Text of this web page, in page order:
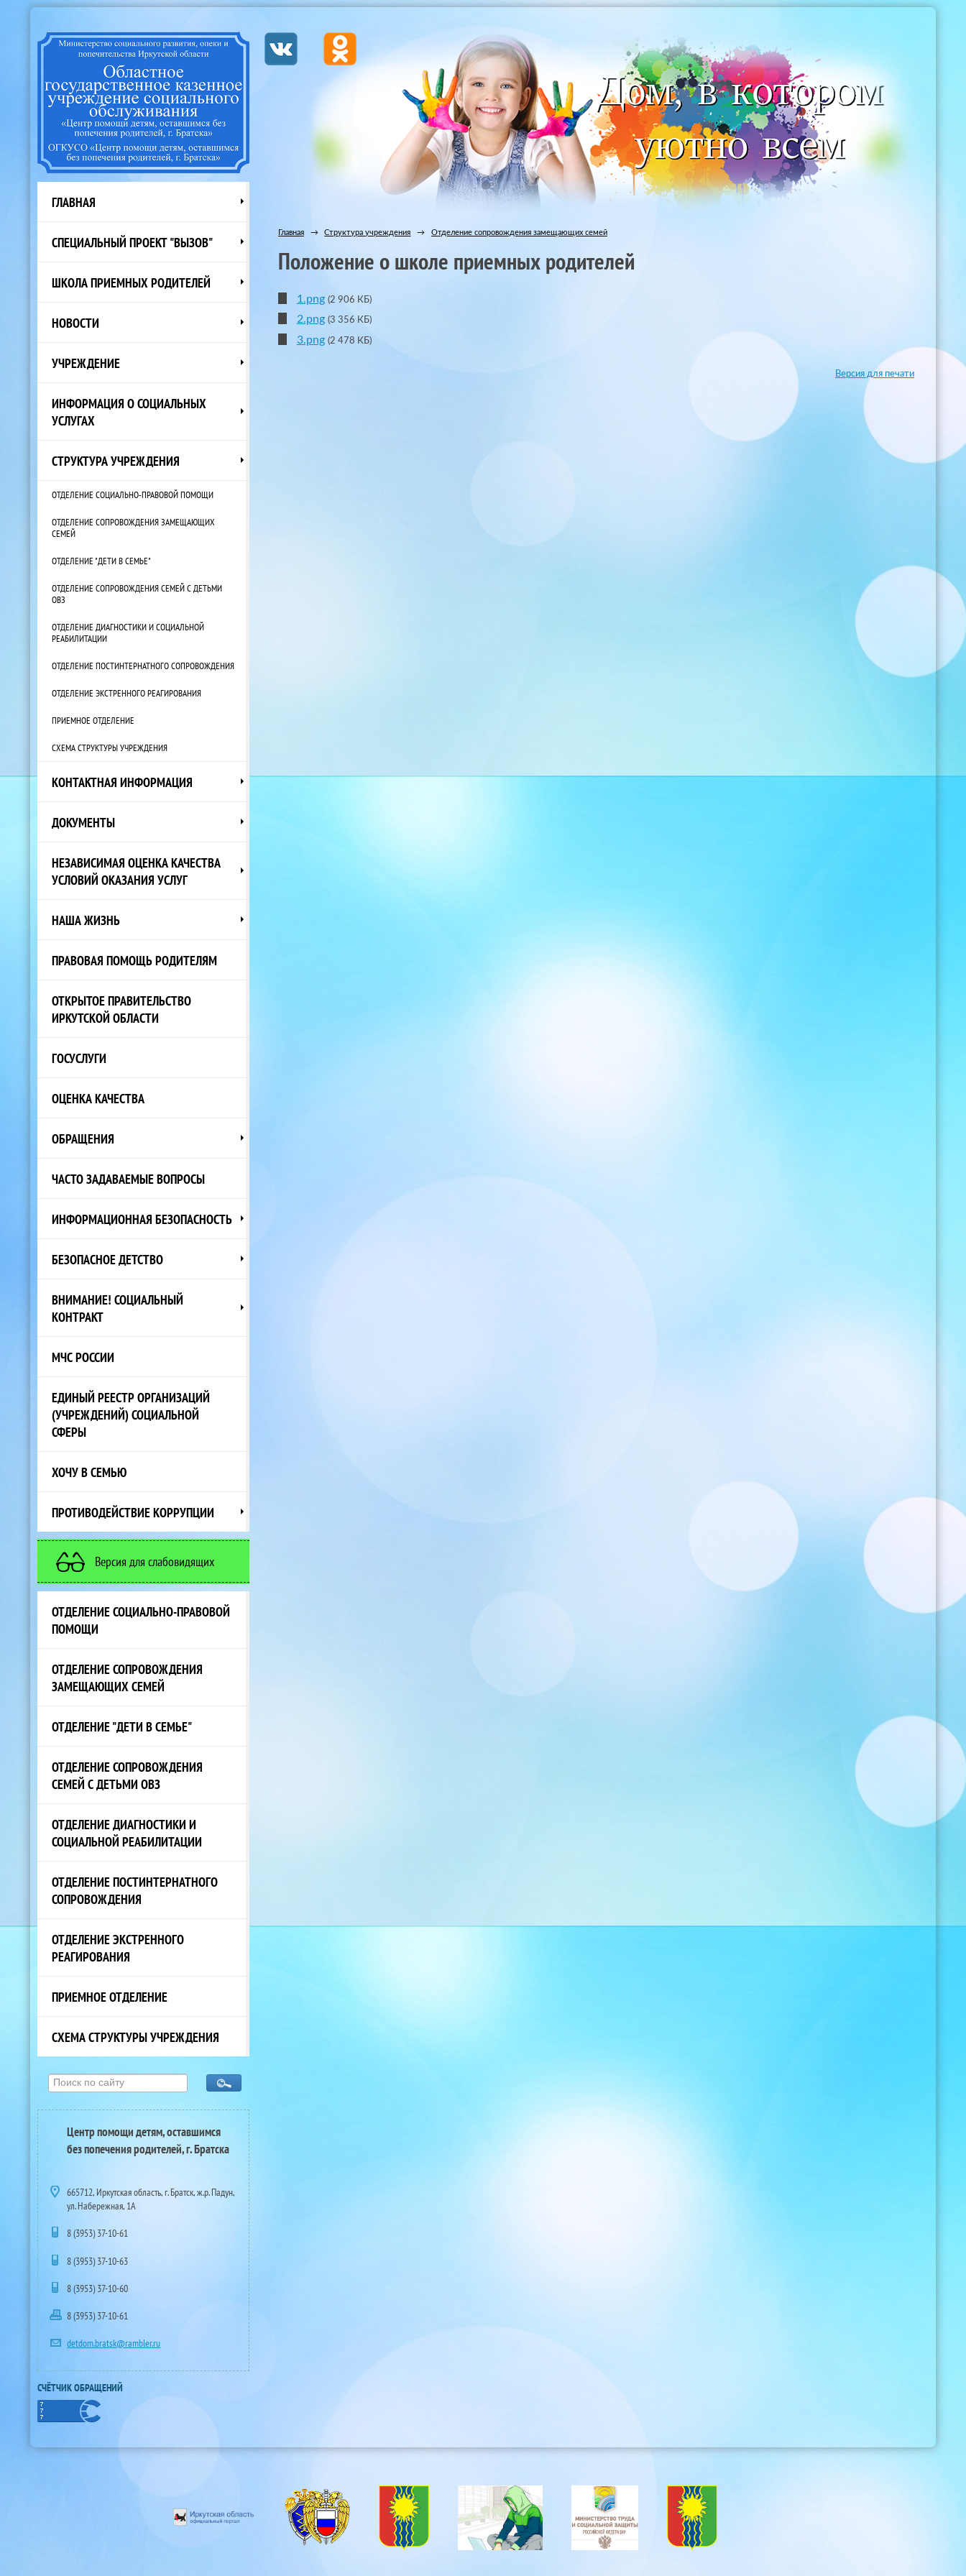
ГЛАВНАЯ
СПЕЦИАЛЬНЫЙ ПРОЕКТ "ВЫЗОВ"
ШКОЛА ПРИЕМНЫХ РОДИТЕЛЕЙ
НОВОСТИ
УЧРЕЖДЕНИЕ
ИНФОРМАЦИЯ О СОЦИАЛЬНЫХ
УСЛУГАХ
СТРУКТУРА УЧРЕЖДЕНИЯ
ОТДЕЛЕНИЕ СОЦИАЛЬНО-ПРАВОВОЙ ПОМОЩИ
ОТДЕЛЕНИЕ СОПРОВОЖДЕНИЯ ЗАМЕЩАЮЩИХ
СЕМЕЙ
ОТДЕЛЕНИЕ "ДЕТИ В СЕМЬЕ"
ОТДЕЛЕНИЕ СОПРОВОЖДЕНИЯ СЕМЕЙ С ДЕТЬМИ
ОВЗ
ОТДЕЛЕНИЕ ДИАГНОСТИКИ И СОЦИАЛЬНОЙ
РЕАБИЛИТАЦИИ
ОТДЕЛЕНИЕ ПОСТИНТЕРНАТНОГО СОПРОВОЖДЕНИЯ
ОТДЕЛЕНИЕ ЭКСТРЕННОГО РЕАГИРОВАНИЯ
ПРИЕМНОЕ ОТДЕЛЕНИЕ
СХЕМА СТРУКТУРЫ УЧРЕЖДЕНИЯ
КОНТАКТНАЯ ИНФОРМАЦИЯ
ДОКУМЕНТЫ
НЕЗАВИСИМАЯ ОЦЕНКА КАЧЕСТВА
УСЛОВИЙ ОКАЗАНИЯ УСЛУГ
НАША ЖИЗНЬ
ПРАВОВАЯ ПОМОЩЬ РОДИТЕЛЯМ
ОТКРЫТОЕ ПРАВИТЕЛЬСТВО
ИРКУТСКОЙ ОБЛАСТИ
ГОСУСЛУГИ
ОЦЕНКА КАЧЕСТВА
ОБРАЩЕНИЯ
ЧАСТО ЗАДАВАЕМЫЕ ВОПРОСЫ
ИНФОРМАЦИОННАЯ БЕЗОПАСНОСТЬ
БЕЗОПАСНОЕ ДЕТСТВО
ВНИМАНИЕ! СОЦИАЛЬНЫЙ
КОНТРАКТ
МЧС РОССИИ
ЕДИНЫЙ РЕЕСТР ОРГАНИЗАЦИЙ
(УЧРЕЖДЕНИЙ) СОЦИАЛЬНОЙ
СФЕРЫ
ХОЧУ В СЕМЬЮ
ПРОТИВОДЕЙСТВИЕ КОРРУПЦИИ
Версия для слабовидящих
ОТДЕЛЕНИЕ СОЦИАЛЬНО-ПРАВОВОЙ
ПОМОЩИ
ОТДЕЛЕНИЕ СОПРОВОЖДЕНИЯ
ЗАМЕЩАЮЩИХ СЕМЕЙ
ОТДЕЛЕНИЕ "ДЕТИ В СЕМЬЕ"
ОТДЕЛЕНИЕ СОПРОВОЖДЕНИЯ
СЕМЕЙ С ДЕТЬМИ ОВЗ
ОТДЕЛЕНИЕ ДИАГНОСТИКИ И
СОЦИАЛЬНОЙ РЕАБИЛИТАЦИИ
ОТДЕЛЕНИЕ ПОСТИНТЕРНАТНОГО
СОПРОВОЖДЕНИЯ
ОТДЕЛЕНИЕ ЭКСТРЕННОГО
РЕАГИРОВАНИЯ
ПРИЕМНОЕ ОТДЕЛЕНИЕ
СХЕМА СТРУКТУРЫ УЧРЕЖДЕНИЯ
Центр помощи детям, оставшимся
без попечения родителей, г. Братска
665712, Иркутская область, г. Братск, ж.р. Падун,
ул. Набережная, 1А
8 (3953) 37-10-61
8 (3953) 37-10-63
8 (3953) 37-10-60
8 (3953) 37-10-61
detdom.bratsk@rambler.ru
СЧЁТЧИК ОБРАЩЕНИЙ
Главная → Структура учреждения → Отделение сопровождения замещающих семей
Положение о школе приемных родителей
1.png (2 906 КБ)
2.png (3 356 КБ)
3.png (2 478 КБ)
Версия для печати